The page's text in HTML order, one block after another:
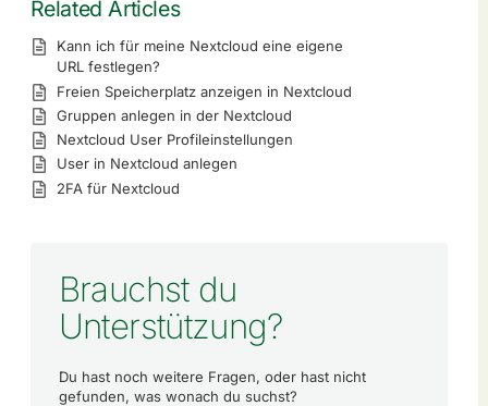
Related Articles
Kann ich für meine Nextcloud eine eigene
URL festlegen?
Freien Speicherplatz anzeigen in Nextcloud
Gruppen anlegen in der Nextcloud
Nextcloud User Profileinstellungen
User in Nextcloud anlegen
2FA für Nextcloud
Brauchst du
Unterstützung?
Du hast noch weitere Fragen, oder hast nicht
gefunden, was wonach du suchst?